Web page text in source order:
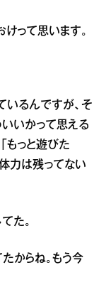
けって思います。
いるんですが、そ
いいかって思える
もっと遊びた
力は残ってない
た。
からね。もう今